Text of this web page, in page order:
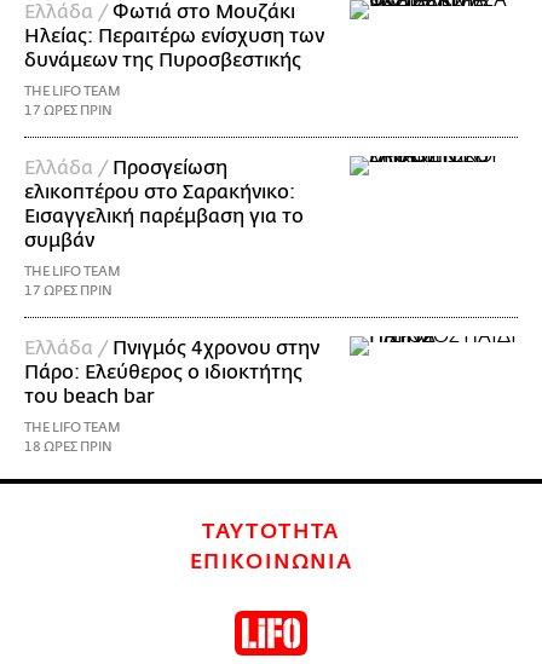
Ελλάδα /Φωτιά στο Μουζάκι
Ηλείας: Περαιτέρω ενίσχυση των
δυνάμεων της Πυροσβεστικής
THE LIFO TEAM
17 ΩΡΕΣ ΠΡΙΝ
Ελλάδα / Προσγείωση
ελικοπτέρου στο Σαρακήνικο:
Εισαγγελική παρέμβαση για το
συμβάν
THE LIFO TEAM
17 ΩΡΕΣ ΠΡΙΝ
Ελλάδα / Πνιγμός 4χρονου στην
Πάρο: Ελεύθερος ο ιδιοκτήτης
του beach bar
THE LIFO TEAM
18 ΩΡΕΣ ΠΡΙΝ
ΤΑΥΤΟΤΗΤΑ
ΕΠΙΚΟΙΝΩΝΙΑ